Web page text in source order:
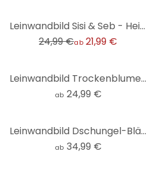
Leinwandbild Sisi & Seb - Heißluftballons
24,99 €ab 21,99 €
Leinwandbild Trockenblumen - Eleganz der Vergänglichkeit - Treechild
ab 24,99 €
Leinwandbild Dschungel-Blätter Grün Aquarell - Bloomery Decor - Panorama
ab 34,99 €